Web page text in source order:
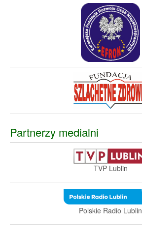
Partnerzy medialni
TVP Lublin
Polskie Radio Lublin